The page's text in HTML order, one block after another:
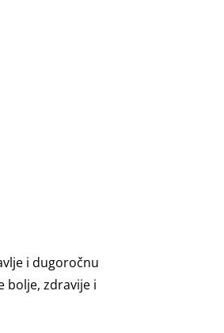
i dugoročnu
bolje, zdravije i